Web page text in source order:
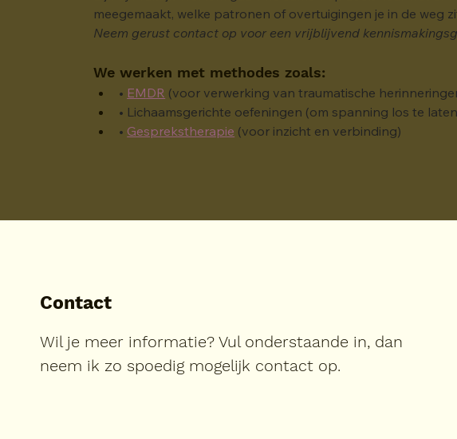
meegemaakt, welke patronen of overtuigingen je in de weg
Neem gerust contact op voor een vrijblijvend
We werken met methodes zoals:
• EMDR (voor verwerking van traumatische
• Lichaamsgerichte oefeningen (om spanning los te
• Gesprekstherapie (voor inzicht en verbinding)
Contact
Wil je meer informatie? Vul onderstaande in, dan
neem ik zo spoedig mogelijk contact op.